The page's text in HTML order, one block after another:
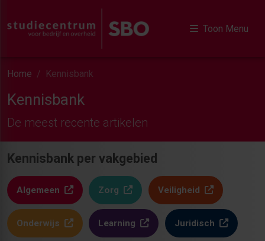
Toon Menu
Home Kennisbank
Kennisbank
De meest recente artikelen
Kennisbank per vakgebied
Algemeen Zorg Veiligheid
Onderwijs Learning Juridisch